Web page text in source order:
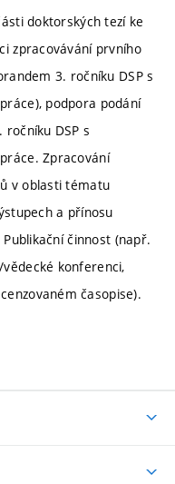
doktorských tezí ke
zpracovávání prvního
3. ročníku DSP s
podpora podání
DSP s
Zpracování
v oblasti tématu
a přínosu
činnost (např.
konferenci,
časopise).